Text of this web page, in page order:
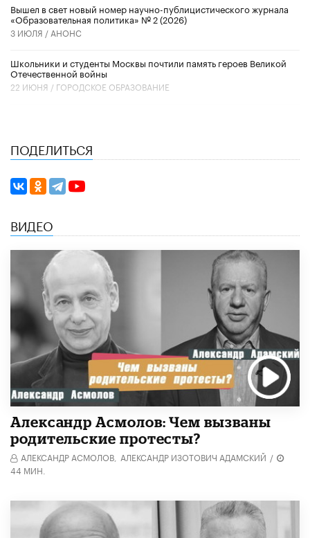
Вышел в свет новый номер научно-публицистического журнала
«Образовательная политика» № 2 (2026)
3 ИЮЛЯ / АНОНС
Школьники и студенты Москвы почтили память героев Великой
Отечественной войны
22 ИЮНЯ / ГОРОДСКОЕ ОБРАЗОВАНИЕ
ПОДЕЛИТЬСЯ
ВИДЕО
Александр Асмолов: Чем вызваны
родительские протесты?
АЛЕКСАНДР АСМОЛОВ, АЛЕКСАНДР ИЗОТОВИЧ АДАМСКИЙ /
44 МИН.